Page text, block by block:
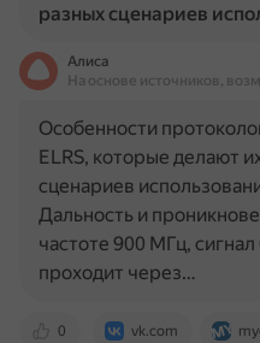
разных сценариев
Алиса
На основе источников,
0 vk.com
Особенности
ELRS, которые делают
сценариев
Дальность и
частоте 900 МГц,
проходит через…